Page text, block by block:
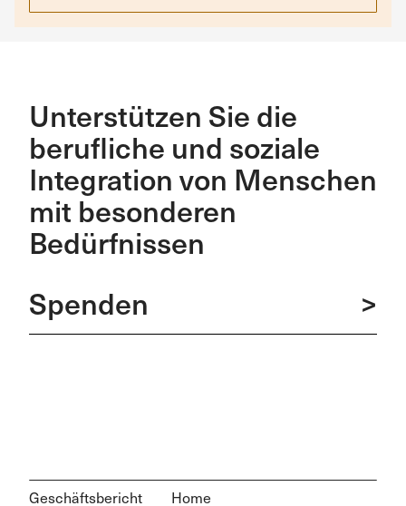
Unterstützen Sie die
berufliche und soziale
Integration von Menschen
mit besonderen
Bedürfnissen
Spenden
>
Geschäftsbericht Home